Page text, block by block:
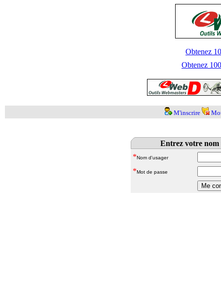
Obtenez
Obtenez
M'inscrire
Entrez votre nom
*Nom d'usager
*Mot de passe